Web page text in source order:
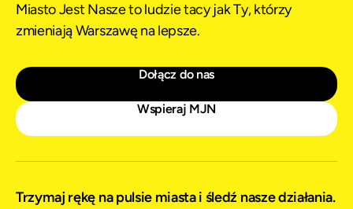
Miasto Jest Nasze to ludzie tacy jak Ty, którzy
zmieniają Warszawę na lepsze.
Dołącz do nas
Wspieraj MJN
Trzymaj rękę na pulsie miasta i śledź nasze działania.